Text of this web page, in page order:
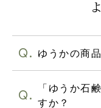
ゆうかの商
「ゆうか石
すか？